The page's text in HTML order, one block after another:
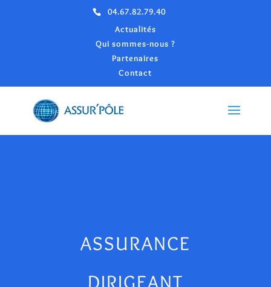
04.67.82.79.40
Actualités
Qui sommes-nous ?
Partenaires
Contact
ASSURANCE
DIRIGEANT